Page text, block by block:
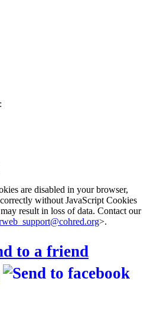
are disabled in your browser,
without JavaScript Cookies
result in loss of data. Contact our
>.